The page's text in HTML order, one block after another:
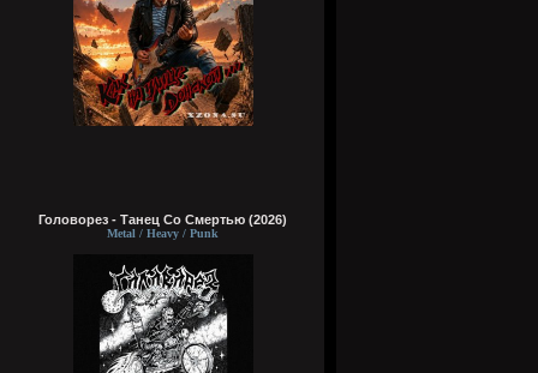
Головорез - Tанец Со Смертью (2026)
Metal / Heavy / Punk